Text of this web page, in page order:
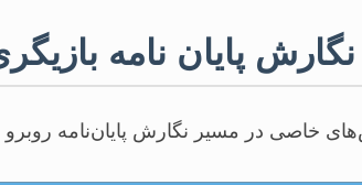
پایان نامه
خاصی در مسیر نگارش پایان‌نامه روبرو